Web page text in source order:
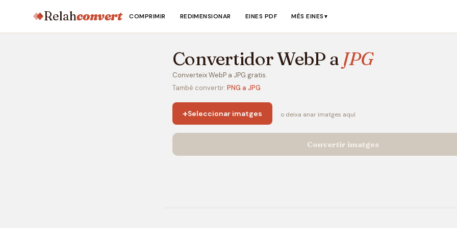
Relahconvert COMPRIMIR REDIMENSIONAR EINES PDF MÉS EINES ▼
Convertidor WebP a JPG
Converteix WebP a JPG gratis.
També convertir: PNG a JPG
+Seleccionar imatges o deixa anar imatges aquí
Convertir imatges